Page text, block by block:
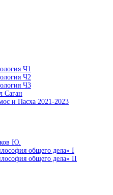
Ч1
Ч2
Ч3
Саган
и Пасха 2021-2023
Ю.
общего дела» I
общего дела» II